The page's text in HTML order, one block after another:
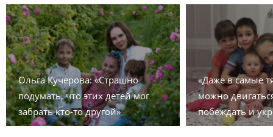
Ольга Кучерова: «Страшно
подумать, что этих детей мог
забрать кто-то другой»
«Даже в самые
можно
побеждать и